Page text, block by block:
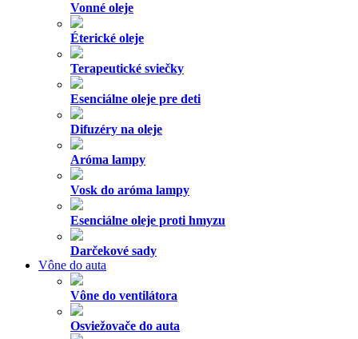
Vonné oleje
Éterické oleje
Terapeutické sviečky
Esenciálne oleje pre deti
Difuzéry na oleje
Aróma lampy
Vosk do aróma lampy
Esenciálne oleje proti hmyzu
Darčekové sady
Vône do auta
Vône do ventilátora
Osviežovače do auta